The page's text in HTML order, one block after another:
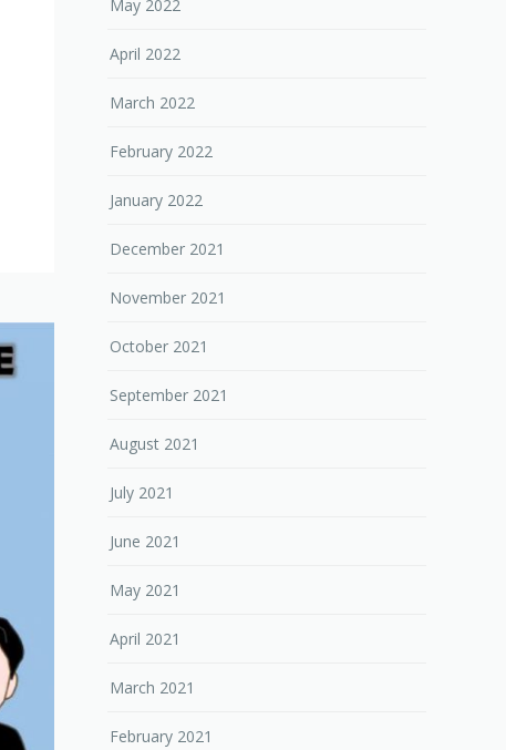
May 2022
April 2022
March 2022
February 2022
January 2022
December 2021
November 2021
October 2021
September 2021
August 2021
July 2021
June 2021
May 2021
April 2021
March 2021
February 2021